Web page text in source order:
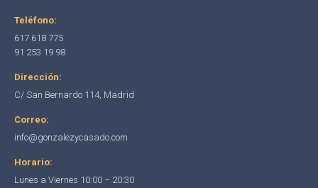
opens
in
window
opens
in
window
Teléfono:
617 618 775
91 253 19 98
Dirección:
C/ San Bernardo 114, Madrid
Correo:
info@gonzalezycasado.com
Horario:
Lunes a Viernes 10:00 – 20:30